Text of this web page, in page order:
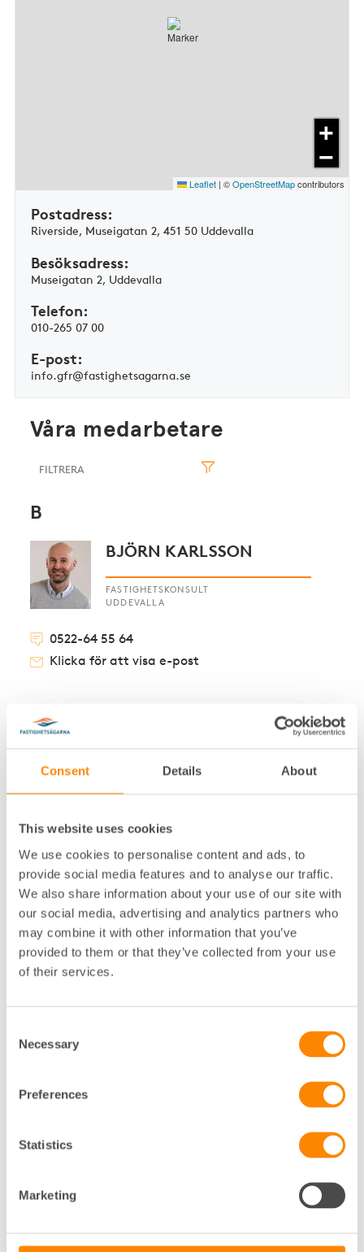
Consent Details About
This website uses cookies
We use cookies to personalise content and ads, to
provide social media features and to analyse our traffic.
We also share information about your use of our site with
our social media, advertising and analytics partners who
may combine it with other information that you’ve
provided to them or that they’ve collected from your use
of their services.
Selection
Necessary
Preferences
Statistics
Marketing
+
−
Leaflet | ©OpenStreetMapcontributors
Postadress:
Riverside, Museigatan 2, 451 50 Uddevalla
Besöksadress:
Museigatan 2, Uddevalla
Telefon:
010-265 07 00
E-post:
info.gfr@fastighetsagarna.se
Våra medarbetare
B
BJÖRN KARLSSON
FASTIGHETSKONSULT
UDDEVALLA
0522-64 55 64
Klicka för att visa e-post
C
OMRÅDESCHEF
Klicka för att visa e-post
E
ERIK LINDAHL
031-755 33 19
031-755 33 09